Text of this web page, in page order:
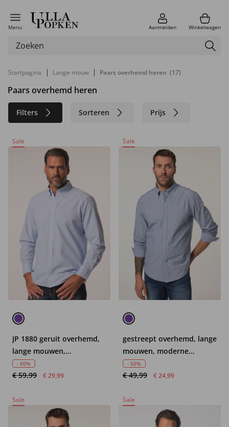
Menu Aanmelden Winkelwagen
Startpagina | Lange mouw | Paars overhemd heren (17)
Paars overhemd heren
Filters Sorteren Prijs
Materiaal
Sale
JP 1880 geruit overhemd,
lange mouwen,
seersucker, buttondown-
kraag, moderne pasvorm,
- 50%
€ 59,99 € 29,99
Sale
gestreept overhemd, lange
mouwen, moderne
pasvorm
- 50%
€ 49,99 € 24,99
Sale Sale